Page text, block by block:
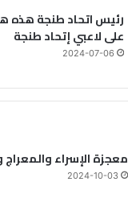
رئيس اتحاد طنجة هذه
على لاعبي إتحاد طنجة
2024-07-06
معجزة الإسراء
2024-10-03